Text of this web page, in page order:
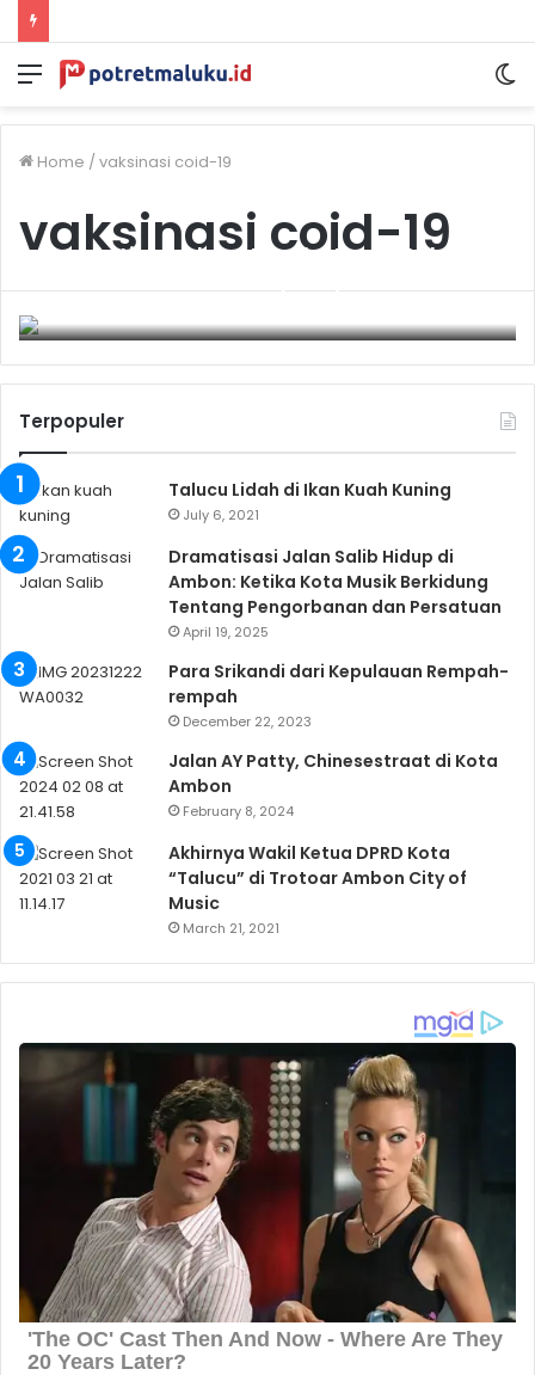
Menu
Home /vaksinasi coid-19
vaksinasi coid-19
Memastikan Akses Kesehatan Untuk
Terpopuler
Talucu Lidah di Ikan Kuah Kuning
July 6, 2021
Dramatisasi Jalan Salib Hidup di
Ambon: Ketika Kota Musik Berkidung
Tentang Pengorbanan dan Persatuan
April 19, 2025
Para Srikandi dari Kepulauan Rempah-
rempah
December 22, 2023
Jalan AY Patty, Chinesestraat di Kota
Ambon
February 8, 2024
Akhirnya Wakil Ketua DPRD Kota
“Talucu” di Trotoar Ambon City of
Music
March 21, 2021